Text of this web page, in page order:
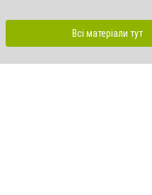
Всі матеріали тут